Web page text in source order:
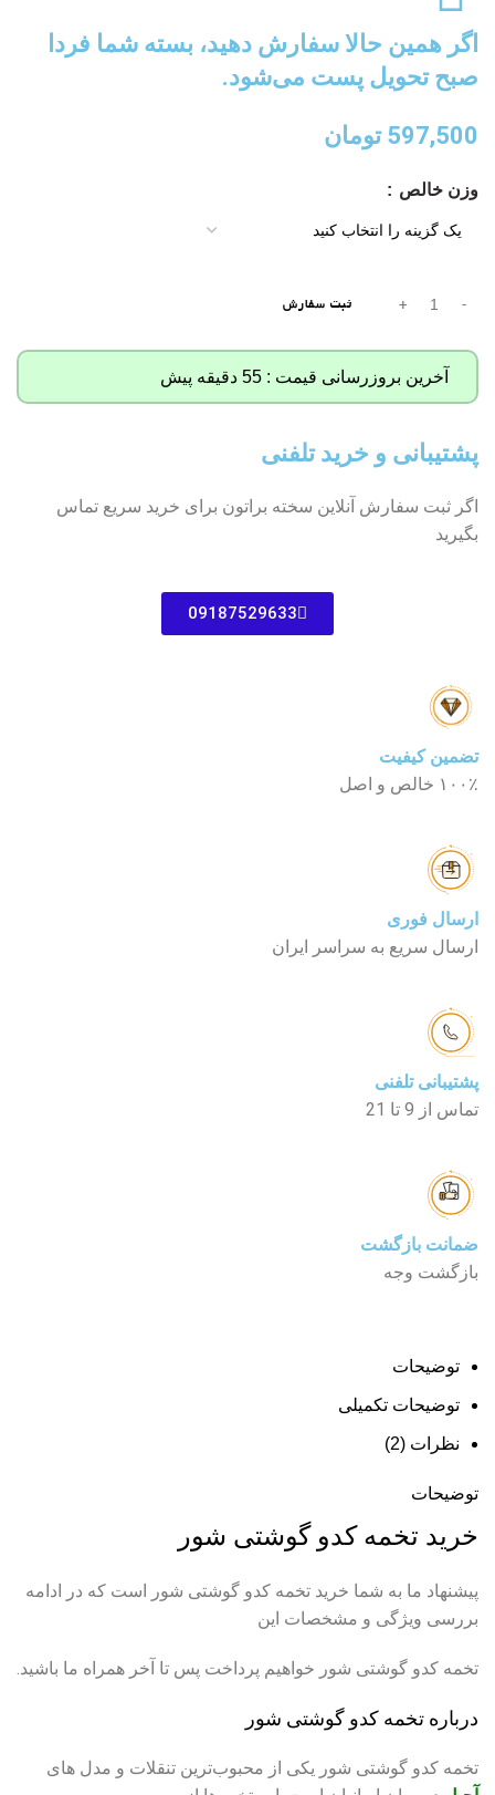
اگر همین حالا سفارش دهید، بسته شما فردا
صبح تحویل پست می‌شود.
597,500 تومان
وزن خالص
ثبت سفارش
آخرین بروزرسانی قیمت : 55 دقیقه پیش
پشتیبانی و خرید تلفنی
اگر ثبت سفارش آنلاین سخته براتون برای خرید سریع تماس
بگیرید
09187529633
تضمین کیفیت
۱۰۰٪ خالص و اصل
ارسال فوری
ارسال سریع به سراسر ایران
پشتیبانی تلفنی
تماس از 9 تا 21
ضمانت بازگشت
بازگشت وجه
توضیحات
توضیحات تکمیلی
نظرات (2)
توضیحات
خرید تخمه کدو گوشتی شور
پیشنهاد ما به شما خرید تخمه کدو گوشتی شور است که در ادامه
بررسی ویژگی و مشخصات این
تخمه کدو گوشتی شور خواهیم پرداخت پس تا آخر همراه ما باشید.
درباره تخمه کدو گوشتی شور
تخمه کدو گوشتی شور یکی از محبوب‌ترین تنقلات و مدل های